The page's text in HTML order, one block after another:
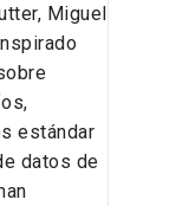
Miguel
estándar
datos de